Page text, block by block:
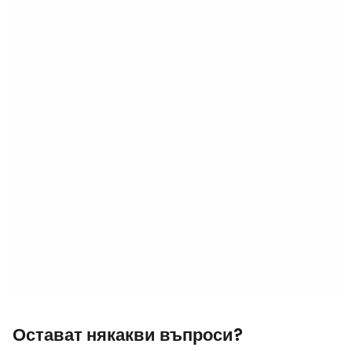
Остават някакви въпроси?